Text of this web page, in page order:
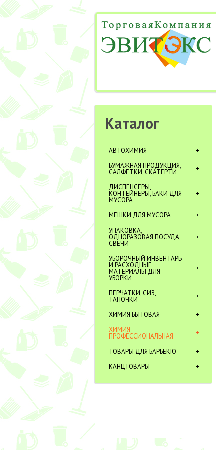
Каталог
АВТОХИМИЯ
БУМАЖНАЯ ПРОДУКЦИЯ,
САЛФЕТКИ, СКАТЕРТИ
ДИСПЕНСЕРЫ,
КОНТЕЙНЕРЫ, БАКИ ДЛЯ
МУСОРА
МЕШКИ ДЛЯ МУСОРА
УПАКОВКА,
ОДНОРАЗОВАЯ ПОСУДА,
СВЕЧИ
УБОРОЧНЫЙ ИНВЕНТАРЬ
И РАСХОДНЫЕ
МАТЕРИАЛЫ ДЛЯ
УБОРКИ
ПЕРЧАТКИ, СИЗ,
ТАПОЧКИ
ХИМИЯ БЫТОВАЯ
ХИМИЯ
ПРОФЕССИОНАЛЬНАЯ
ТОВАРЫ ДЛЯ БАРБЕКЮ
КАНЦТОВАРЫ